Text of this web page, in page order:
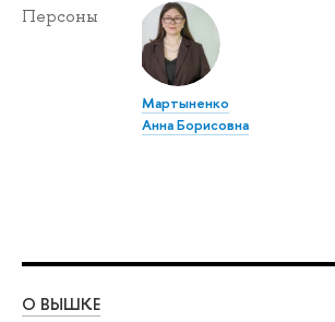
Персоны
Мартыненко
Анна Борисовна
О ВЫШКЕ